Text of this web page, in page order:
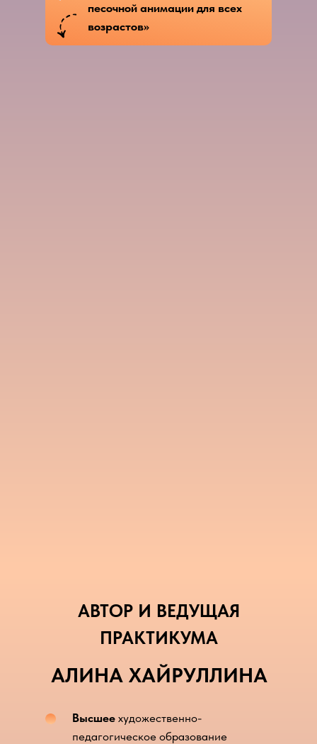
песочной анимации для всех
возрастов»
АВТОР И ВЕДУЩАЯ
ПРАКТИКУМА
АЛИНА ХАЙРУЛЛИНА
Высшее художественно-
педагогическое образование